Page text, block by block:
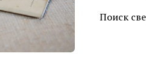
Поиск